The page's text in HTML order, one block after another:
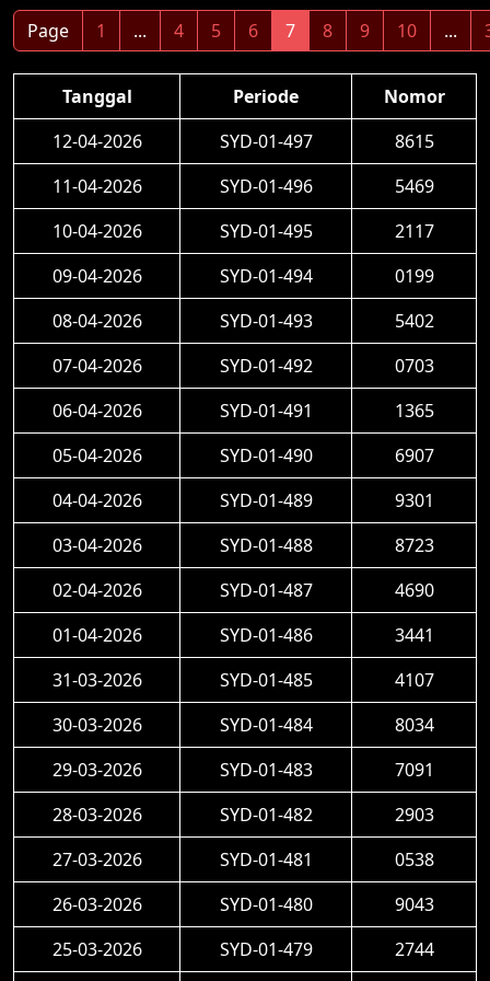
Page 1 ... 4 5 6 7 8 9 10 ...
Tanggal Periode
Nomor
12-04-2026
SYD-01-497
8615
11-04-2026
SYD-01-496
5469
10-04-2026
SYD-01-495
2117
09-04-2026
SYD-01-494
0199
08-04-2026
SYD-01-493
5402
07-04-2026
SYD-01-492
0703
06-04-2026
SYD-01-491
1365
05-04-2026
SYD-01-490
6907
04-04-2026
SYD-01-489
9301
03-04-2026
SYD-01-488
8723
02-04-2026
SYD-01-487
4690
01-04-2026
SYD-01-486
3441
31-03-2026
SYD-01-485
4107
30-03-2026
SYD-01-484
8034
29-03-2026
SYD-01-483
7091
28-03-2026
SYD-01-482
2903
27-03-2026
SYD-01-481
0538
26-03-2026
SYD-01-480
9043
25-03-2026
SYD-01-479 2744